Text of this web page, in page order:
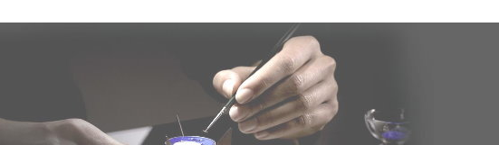
【家电清洗培训班】